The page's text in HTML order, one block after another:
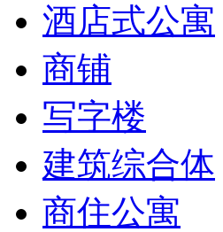
酒店式公寓
商铺
写字楼
建筑综合体
商住公寓